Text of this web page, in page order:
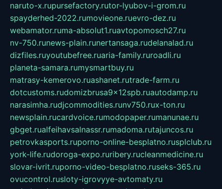
naruto-x.rupursefactory.rutor-lyubov-i-grom.ru
spayderhed-2022.rumovieone.ruevro-dez.ru
webamator.ruma-absolut1.ruavtopomosch27.ru
nv-750.runews-plain.runertansaga.rudelanalad.ru
dizfiles.ruyoutubefree.ruaria-family.ruroadli.ru
planeta-samara.rumysmartbuy.ru
matrasy-kemerovo.ruashanet.rutrade-farm.ru
dotcustoms.rudomizbrusa9x12spb.ruautodamp.ru
narasimha.rudjcommodities.runv750.rux-ton.ru
newsplain.rucardvoice.rumodopaper.rumanunae.ru
gbget.rualfeihavsalnassr.rumadoma.rutajuncos.ru
petrovkasports.ruporno-online-besplatno.rusplclub.ru
york-life.rudoroga-expo.ruribery.rucleanmedicine.ru
slovar-ivrit.ruporno-video-besplatno.ruseks-365.ru
ovucontrol.rusloty-igrovyye-avtomaty.ru